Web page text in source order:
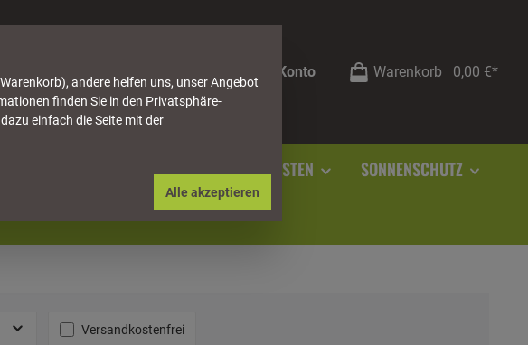
Mein Konto Warenkorb 0,00 €*
NATURSTEIN SOCKELLEISTEN SONNENSCHUTZ
Filter hinzufügen: Versandkostenfrei
Versandkostenfrei
andere helfen uns, unser Angebot
finden Sie in den Privatsphäre-
einfach die Seite mit der
Alle akzeptieren